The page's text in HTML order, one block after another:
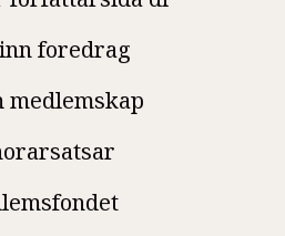
foredrag
medlemskap